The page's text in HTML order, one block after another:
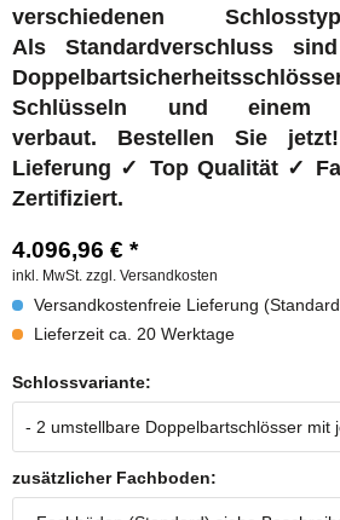
verschiedenen
Als Standardverschluss
Schlüsseln und einem
verbaut. Bestellen Sie
Lieferung ✓ Top Qualität ✓
Zertifiziert.
4.096,96 € *
inkl. MwSt. zzgl. Versandkosten
Versandkostenfreie Lieferung
Lieferzeit ca. 20 Werktage
Schlossvariante:
zusätzlicher Fachboden: